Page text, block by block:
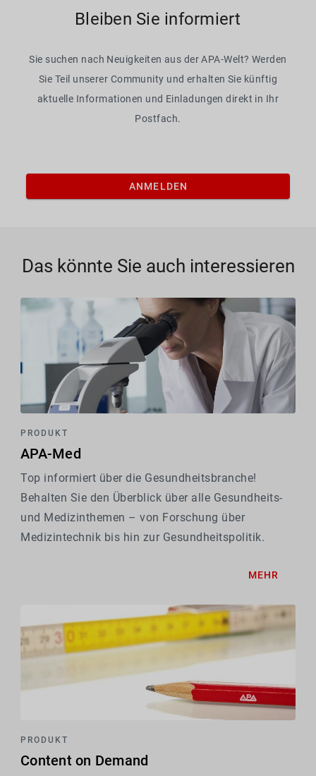
Bleiben Sie informiert
Sie suchen nach Neuigkeiten aus der APA-Welt? Werden
Sie Teil unserer Community und erhalten Sie künftig
aktuelle Informationen und Einladungen direkt in Ihr
Postfach.
ANMELDEN
Das könnte Sie auch interessieren
PRODUKT
APA-Med
Top informiert über die Gesundheitsbranche!
Behalten Sie den Überblick über alle Gesundheits-
und Medizinthemen – von Forschung über
Medizintechnik bis hin zur Gesundheitspolitik.
MEHR
PRODUKT
Content on Demand